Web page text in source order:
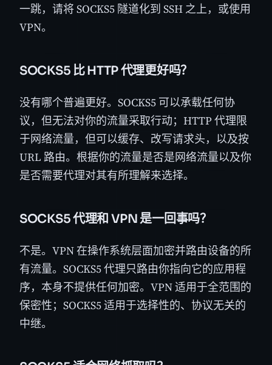
一跳，请将 SOCKS5 隧道化到 SSH 之上，或使用
VPN。
SOCKS5 比 HTTP 代理更好吗？
没有哪个普遍更好。SOCKS5 可以承载任何协
议，但无法对你的流量采取行动；HTTP 代理限
于网络流量，但可以缓存、改写请求头，以及按
URL 路由。根据你的流量是否是网络流量以及你
是否需要代理对其有所理解来选择。
SOCKS5 代理和 VPN 是一回事吗？
不是。VPN 在操作系统层面加密并路由设备的所
有流量。SOCKS5 代理只路由你指向它的应用程
序，本身不提供任何加密。VPN 适用于全范围的
保密性；SOCKS5 适用于选择性的、协议无关的
中继。